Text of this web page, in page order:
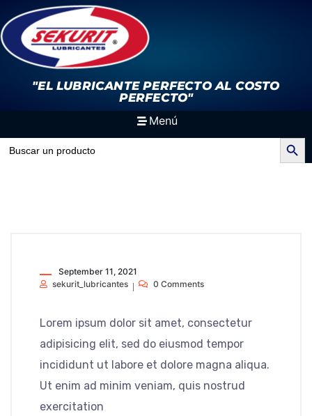
"EL LUBRICANTE PERFECTOAL COSTO
PERFECTO"
Menú
Search
for:
Search Button
September 11, 2021
sekurit_lubricantes
0 Comments
Lorem ipsum dolor sit amet, consectetur
adipisicing elit, sed do eiusmod tempor
incididunt ut labore et dolore magna aliqua.
Ut enim ad minim veniam, quis nostrud
exercitation